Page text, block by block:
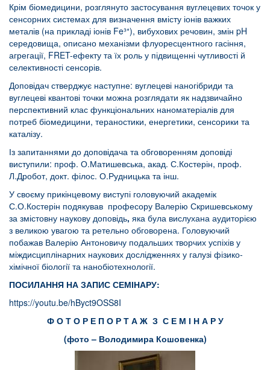
Крім біомедицини, розглянуто застосування вуглецевих точок у
сенсорних системах для визначення вмісту іонів важких
металів (на прикладі іонів Fe³⁺), вибухових речовин, змін pH
середовища, описано механізми флуоресцентного гасіння,
агрегації, FRET-ефекту та їх роль у підвищенні чутливості й
селективності сенсорів.
Доповідач стверджує наступне: вуглецеві наногібриди та
вуглецеві квантові точки можна розглядати як надзвичайно
перспективний клас функціональних наноматеріалів для
потреб біомедицини, тераностики, енергетики, сенсорики та
каталізу.
Із запитаннями до доповідача та обговоренням доповіді
виступили: проф. О.Матишевська, акад. С.Костерін, проф.
Л.Дробот, докт. філос. О.Рудницька та інш.
У своєму прикінцевому виступі головуючий академік
С.О.Костерін подякував професору Валерію Скришевському
за змістовну наукову доповідь, яка була вислухана аудиторією
з великою увагою та ретельно обговорена. Головуючий
побажав Валерію Антоновичу подальших творчих успіхів у
міждисциплінарних наукових дослідженнях у галузі фізико-
хімічної біології та нанобіотехнології.
ПОСИЛАННЯ НА ЗАПИС СЕМІНАРУ:
https://youtu.be/hByct9OSS8I
Ф О Т О Р Е П О Р Т А Ж З С Е М І Н А Р У
(фото – Володимира Кошовенка)